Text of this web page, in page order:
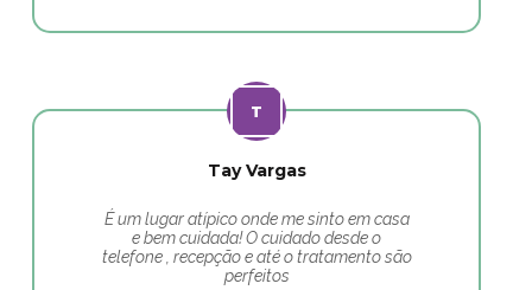
Tay Vargas
É um lugar atípico onde me sinto em casa
e bem cuidada! O cuidado desde o
telefone , recepção e até o tratamento são
perfeitos